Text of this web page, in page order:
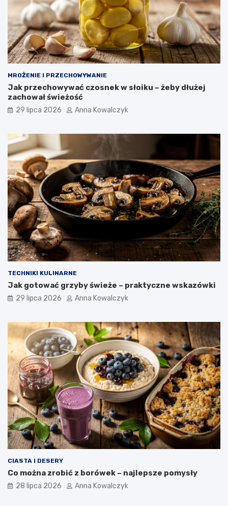
MROŻENIE I PRZECHOWYWANIE
Jak przechowywać czosnek w słoiku – żeby dłużej
zachował świeżość
29 lipca 2026 Anna Kowalczyk
TECHNIKI KULINARNE
Jak gotować grzyby świeże – praktyczne wskazówki
29 lipca 2026 Anna Kowalczyk
CIASTA I DESERY
Co można zrobić z borówek – najlepsze pomysły
28 lipca 2026 Anna Kowalczyk